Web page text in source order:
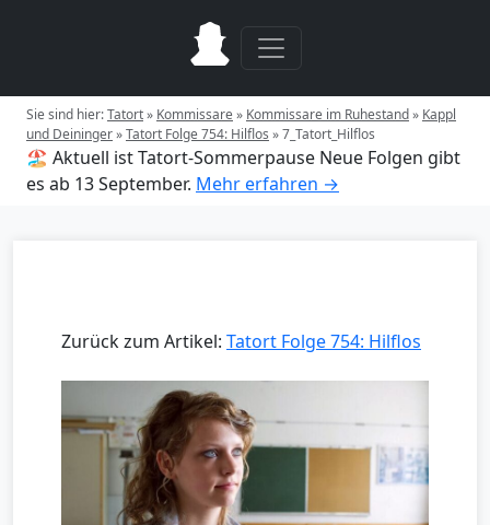
Sie sind hier:Tatort» Kommissare» Kommissare im Ruhestand» Kappl
und Deininger»Tatort Folge 754: Hilflos »7_Tatort_Hilflos
🏖️ Aktuell ist Tatort-Sommerpause Neue Folgen gibt
es ab 13 September. Mehr erfahren →
Zurück zum Artikel: Tatort Folge 754: Hilflos